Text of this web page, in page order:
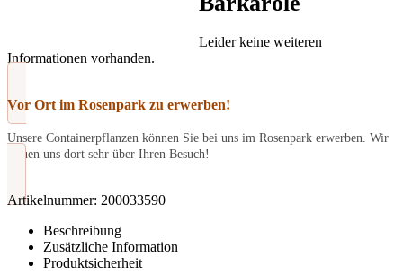
Leider keine weiteren
Informationen vorhanden.
Vor Ort im Rosenpark zu erwerben!
Unsere Containerpflanzen können Sie bei uns im Rosenpark erwerben. Wir
freuen uns dort sehr über Ihren Besuch!
Artikelnummer: 200033590
Beschreibung
Zusätzliche Information
Produktsicherheit